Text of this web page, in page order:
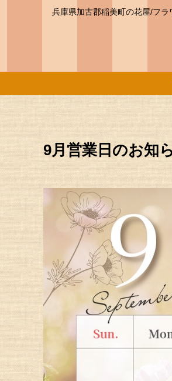
兵庫県加古郡稲美町の花屋/フ
9月営業日のお知